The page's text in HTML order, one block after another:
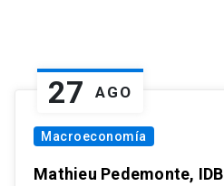
27 AGO
Macroeconomía
Mathieu Pedemonte, IDB